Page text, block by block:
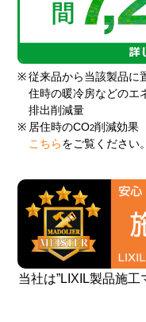
※ 従来品から当該製品に
住時の暖冷房などのエ
排出削減量
※ 居住時のCO2削減効果
こちら をご覧ください。
当社は”LIXIL製品施